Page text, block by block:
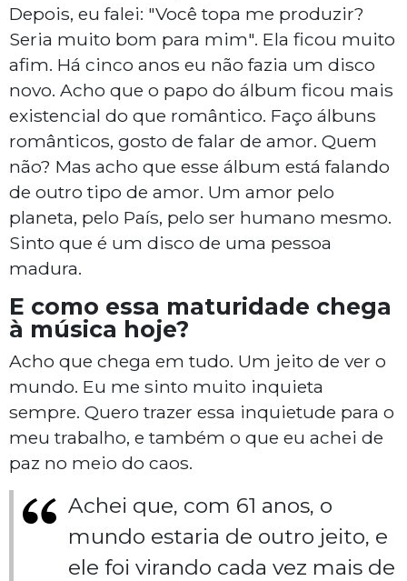
Depois, eu falei: "Você topa me produzir?
Seria muito bom para mim". Ela ficou muito
afim. Há cinco anos eu não fazia um disco
novo. Acho que o papo do álbum ficou mais
existencial do que romântico. Faço álbuns
românticos, gosto de falar de amor. Quem
não? Mas acho que esse álbum está falando
de outro tipo de amor. Um amor pelo
planeta, pelo País, pelo ser humano mesmo.
Sinto que é um disco de uma pessoa
madura.
E como essa maturidade chega
à música hoje?
Acho que chega em tudo. Um jeito de ver o
mundo. Eu me sinto muito inquieta
sempre. Quero trazer essa inquietude para o
meu trabalho, e também o que eu achei de
paz no meio do caos.
Achei que, com 61 anos, o
mundo estaria de outro jeito, e
ele foi virando cada vez mais de